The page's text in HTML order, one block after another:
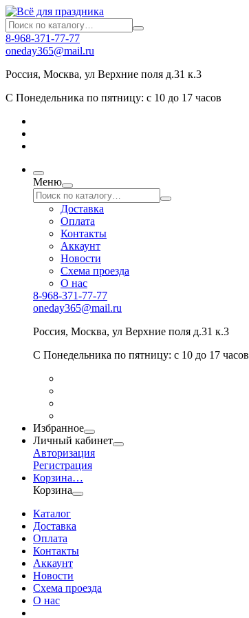
8-968-371-77-77
oneday365@mail.ru
Россия, Москва, ул Верхние поля д.31 к.3
С Понедельника по пятницу: с 10 до 17 часов
Меню
Доставка
Оплата
Контакты
Аккаунт
Новости
Схема проезда
О нас
8-968-371-77-77
oneday365@mail.ru
Россия, Москва, ул Верхние поля д.31 к.3
С Понедельника по пятницу: с 10 до 17 часов
Избранное
Личный кабинет
Авторизация
Регистрация
Корзина…
Корзина
Каталог
Доставка
Оплата
Контакты
Аккаунт
Новости
Схема проезда
О нас